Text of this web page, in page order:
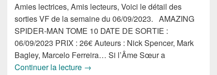
Amies lectrices, Amis lecteurs, Voici le détail des
sorties VF de la semaine du 06/09/2023. AMAZING
SPIDER-MAN TOME 10 DATE DE SORTIE :
06/09/2023 PRIX : 26€ Auteurs : Nick Spencer, Mark
Bagley, Marcelo Ferreira… Si l’Âme Sœur a
Continuer la lecture Sorties des Comics VF de la semaine
→